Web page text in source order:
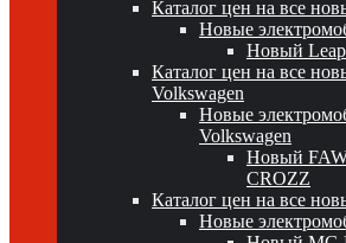
Каталог цен на все
Новые
Новый
Каталог цен на все
Volkswagen
Новые
Volkswagen
Новый
CROZZ
Каталог цен на все
Новые